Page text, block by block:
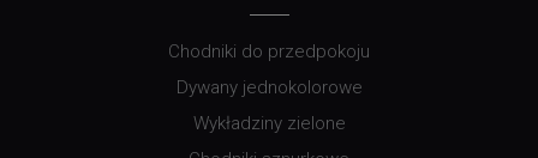
Chodniki do przedpokoju
Dywany jednokolorowe
Wykładziny zielone